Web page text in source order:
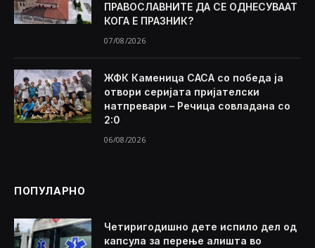
ПРАВОСЛАВНИТЕ ДА СЕ ОДНЕСУВААТ
КОГА Е ПРАЗНИК?
07/08/2026
ЖФК Каменица САСА со победа ја
отвори серијата пријателски
натпревари – Речица совладана со
2:0
06/08/2026
ПОПУЛАРНО
Четиригодишно дете испило дел од
капсула за перење алишта во